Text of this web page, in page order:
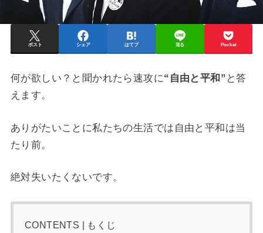
ポスト シェア はてブ 送る Pocket
何が欲しい？と聞かれたら速攻に“自由と平和” と答
えます。
ありがたいことに私たちの生活では自由と平和は当
たり前。
絶対失いたくないです。
CONTENTS | もくじ